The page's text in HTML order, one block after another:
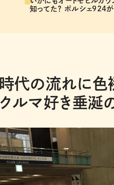
知ってた？ ポルシェ924
時代の流れに色
クルマ好き垂涎